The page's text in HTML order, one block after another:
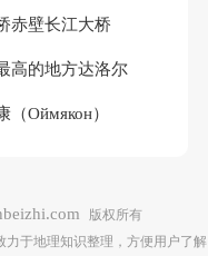
赤壁长江大桥
高的地方达洛尔
Оймякон）
版权所有
力于地理知识整理，方便用户了解